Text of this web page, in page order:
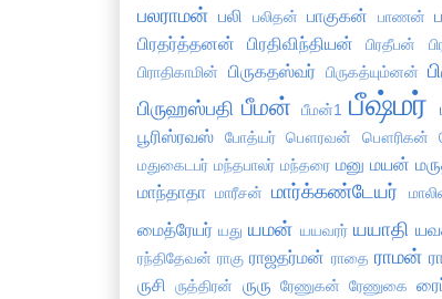
பலராமன் பலி பலிதன் பாகுகன் பாணன்
பிரதர்த்தனன்
பிரதிவிந்தியன் பிரதீபன்
பிராதிகாமின்
பிருகதஸ்வர் பிருகத்யும்னன்
பிருஹஸ்பதி பீமன் பீமன்1 பீஷ்மர்
பூரிஸ்ரவஸ் போத்யர் பௌரவன் பௌரிகன்
மதுகைடபர் மந்தபாலர் மந்தரை மனு மயன்
மாந்தாதா மாரீசன் மார்க்கண்டேயர்
மைத்ரேயர் யது யமன் யயவரர் யயாதி
ரந்திதேவன் ராகு ராஜதர்மன் ராதை ராமன்
ருசி ருத்திரன் ருரு ரேணுகன் ரேணுகை